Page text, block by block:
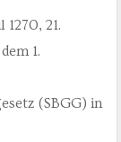
21.
1.
(SBGG) in